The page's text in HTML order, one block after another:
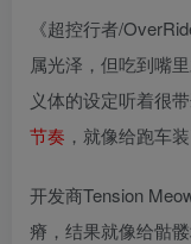
《超控行者/
属光泽，但吃到嘴
义体的设定听着很
节奏 ，就像给跑车
开发商Tension
瘠，结果就像给骷